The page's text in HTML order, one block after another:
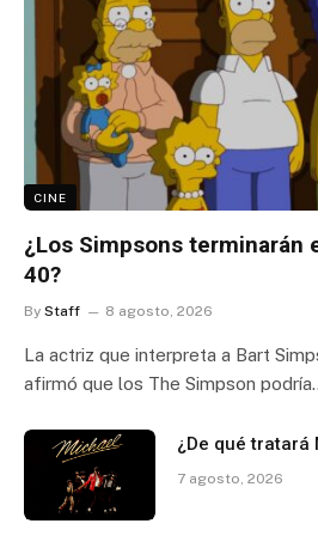
CINE
¿Los Simpsons terminarán
40?
By Staff 8 agosto, 2026
La actriz que interpreta a Bart
afirmó que los The Simpson
¿De qué tratará
7 agosto, 2026